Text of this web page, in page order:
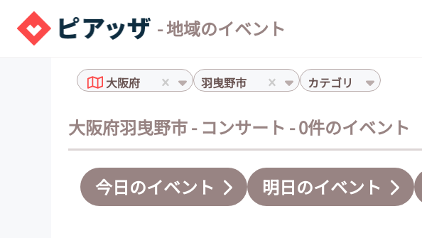
- 地域のイベント
大阪府 羽曳野市 カテゴリ
大阪府羽曳野市 - コンサート - 0件のイベント
今日のイベント 明日のイベント